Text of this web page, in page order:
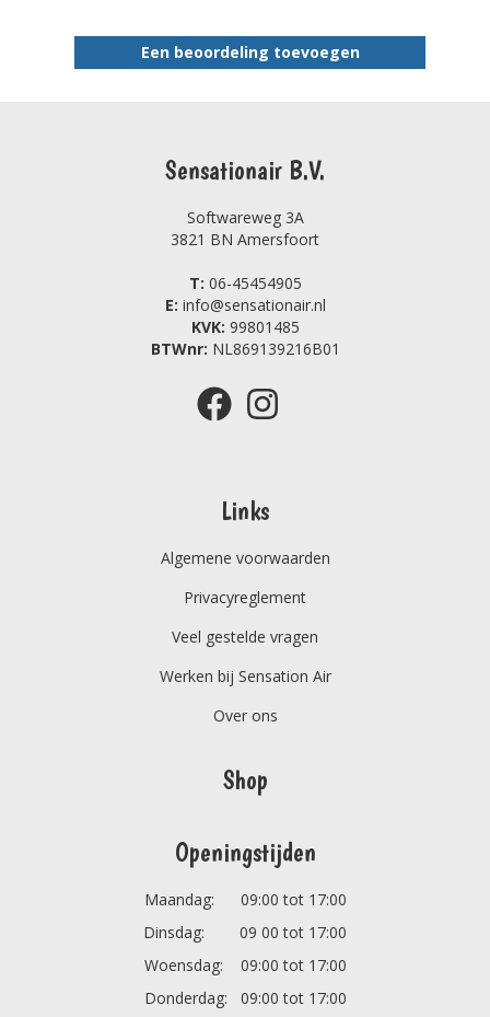
Een beoordeling toevoegen
Sensationair B.V.
Softwareweg 3A
3821 BN Amersfoort
T: 06-45454905
E: info@sensationair.nl
KVK: 99801485
BTWnr: NL869139216B01
Links
Algemene voorwaarden
Privacyreglement
Veel gestelde vragen
Werken bij Sensation Air
Over ons
Shop
Openingstijden
Maandag: 09:00 tot 17:00
Dinsdag: 09 00 tot 17:00
Woensdag: 09:00 tot 17:00
Donderdag: 09:00 tot 17:00